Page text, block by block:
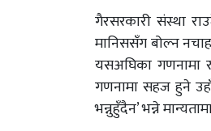
गैरसरकारी संस्था
मानिससँग बोल्न
यसअघिका गणनामा
गणनामा सहज हुने
भन्नुहुँदैन’ भन्ने